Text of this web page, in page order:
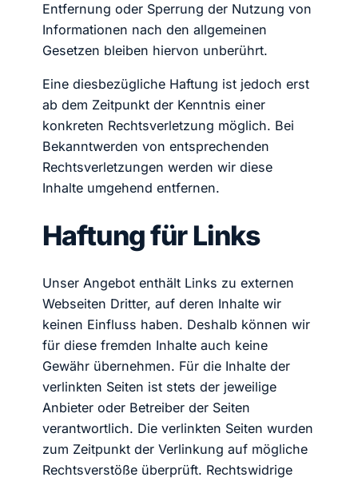
Entfernung oder Sperrung der Nutzung von
Informationen nach den allgemeinen
Gesetzen bleiben hiervon unberührt.
Eine diesbezügliche Haftung ist jedoch erst
ab dem Zeitpunkt der Kenntnis einer
konkreten Rechtsverletzung möglich. Bei
Bekanntwerden von entsprechenden
Rechtsverletzungen werden wir diese
Inhalte umgehend entfernen.
Haftung für Links
Unser Angebot enthält Links zu externen
Webseiten Dritter, auf deren Inhalte wir
keinen Einfluss haben. Deshalb können wir
für diese fremden Inhalte auch keine
Gewähr übernehmen. Für die Inhalte der
verlinkten Seiten ist stets der jeweilige
Anbieter oder Betreiber der Seiten
verantwortlich. Die verlinkten Seiten wurden
zum Zeitpunkt der Verlinkung auf mögliche
Rechtsverstöße überprüft. Rechtswidrige